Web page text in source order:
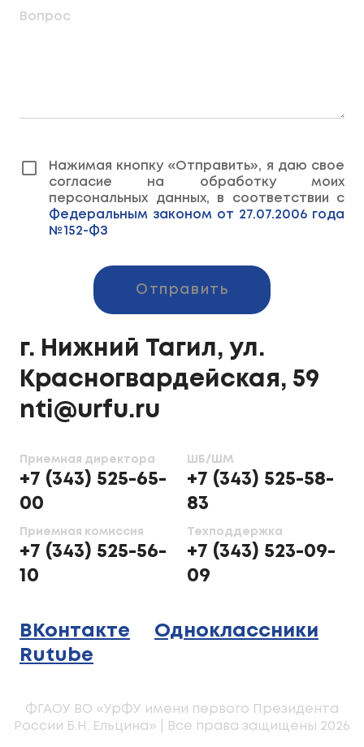
г. Нижний Тагил, ул.
Красногвардейская, 59
nti@urfu.ru
Приемная директора
+7 (343) 525-65-
00
Приемная комиссия
+7 (343) 525-56-
10
ШБ/ШМ
+7 (343) 525-58-
83
Техподдержка
+7 (343) 523-09-
09
ВКонтакте
Одноклассники
Rutube
Вопрос
Нажимая кнопку «Отправить», я даю свое
согласие на обработку моих
персональных данных, в соответствии с
Федеральным законом от 27.07.2006 года
№152-ФЗ
Отправить
ФГАОУ ВО «УрФУ имени первого Президента
России Б.Н. Ельцина» | Все права защищены 2026